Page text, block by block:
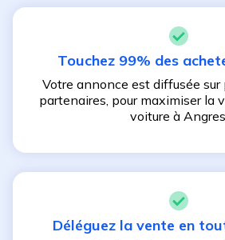
Touchez 99% des
Votre annonce est diffusée sur
partenaires, pour maximiser la
voiture à Angres
Déléguez la vente en